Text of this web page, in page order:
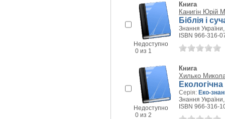
Недоступно
0 из 1
Книга
Канигін Юрій
Біблія і
Знання
ISBN 966-316-
Недоступно
0 из 2
Книга
Хилько
Серія: Еко-
Знання
ISBN 966-316-